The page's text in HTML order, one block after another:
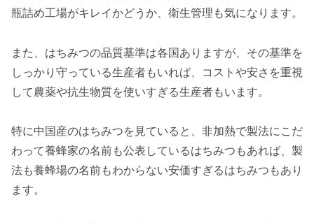
瓶詰め工場がキレイかどうか、衛生管理も気になります。
また、はちみつの品質基準は各国ありますが、その基準を
しっかり守っている生産者もいれば、コストや安さを重視
して農薬や抗生物質を使いすぎる生産者もいます。
特に中国産のはちみつを見ていると、非加熱で製法にこだ
わって養蜂家の名前も公表しているはちみつもあれば、製
法も養蜂場の名前もわからない安価すぎるはちみつもあり
ます。